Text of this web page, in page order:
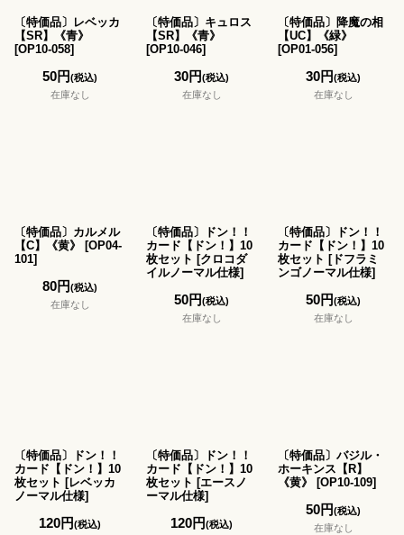
〔特価品〕レベッカ
【SR】《青》
[OP10-058]
50円(税込)
在庫なし
〔特価品〕キュロス
【SR】《青》
[OP10-046]
30円(税込)
在庫なし
〔特価品〕降魔の相
【UC】《緑》
[OP01-056]
30円(税込)
在庫なし
〔特価品〕カルメル
【C】《黄》
[OP04-
101]
80円(税込)
在庫なし
〔特価品〕ドン！！
カード【ドン！】10
枚セット [クロコダ
イルノーマル仕様]
50円(税込)
在庫なし
〔特価品〕ドン！！
カード【ドン！】10
枚セット [ドフラミ
ンゴノーマル仕様]
50円(税込)
在庫なし
〔特価品〕ドン！！
カード【ドン！】10
枚セット [レベッカ
ノーマル仕様]
120円(税込)
〔特価品〕ドン！！
カード【ドン！】10
枚セット [エースノ
ーマル仕様]
120円(税込)
〔特価品〕バジル・
ホーキンス【R】
《黄》
[OP10-109]
50円(税込)
在庫なし